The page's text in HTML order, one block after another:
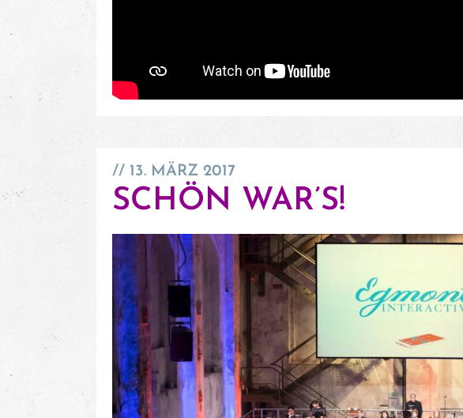
13. MÄRZ 2017
SCHÖN WAR’S!